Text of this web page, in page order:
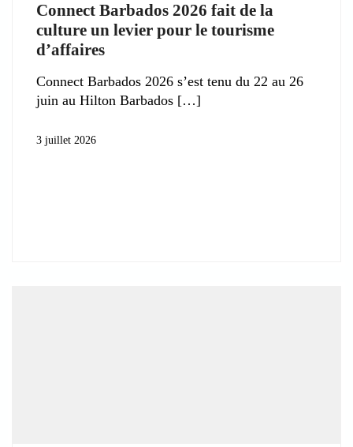
Connect Barbados 2026 fait de la
culture un levier pour le tourisme
d’affaires
Connect Barbados 2026 s’est tenu du 22 au 26
juin au Hilton Barbados
3 juillet 2026